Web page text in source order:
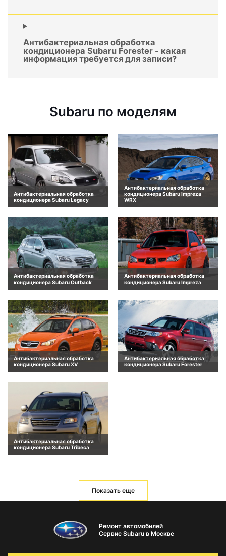
Антибактериальная обработка
кондиционера Subaru Forester - какая
информация требуется для записи?
Subaru по моделям
Антибактериальная обработка
кондиционера Subaru Legacy
Антибактериальная обработка
кондиционера Subaru Impreza
WRX
Антибактериальная обработка
кондиционера Subaru Outback
Антибактериальная обработка
кондиционера Subaru Impreza
Антибактериальная обработка
кондиционера Subaru XV
Антибактериальная обработка
кондиционера Subaru Forester
Антибактериальная обработка
кондиционера Subaru Tribeca
Показать еще
Ремонт автомобилей
Сервис Subaru в Москве